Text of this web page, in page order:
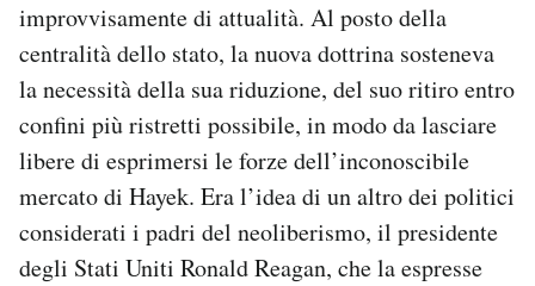
improvvisamente di attualità. Al posto della
centralità dello stato, la nuova dottrina sosteneva
la necessità della sua riduzione, del suo ritiro entro
confini più ristretti possibile, in modo da lasciare
libere di esprimersi le forze dell’inconoscibile
mercato di Hayek. Era l’idea di un altro dei politici
considerati i padri del neoliberismo, il presidente
degli Stati Uniti Ronald Reagan, che la espresse